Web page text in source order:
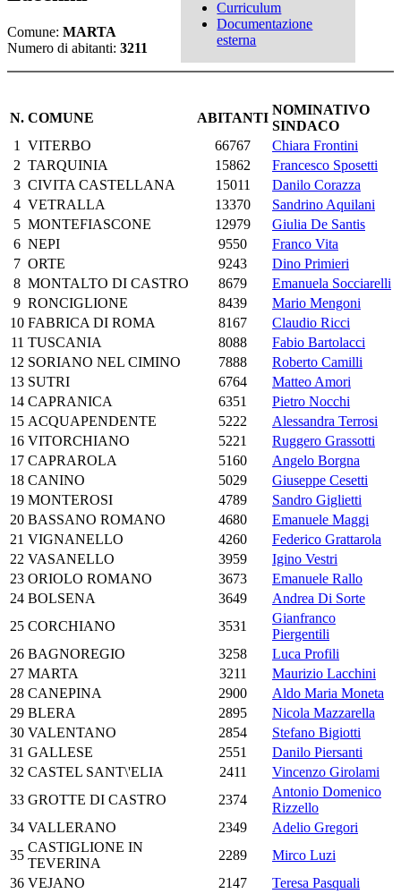
Comune: MARTA
Numero di abitanti: 3211
Curriculum
Documentazione
esterna
N. COMUNE ABITANTI
NOMINATIVO
SINDACO
1
VITERBO 66767
Chiara Frontini
2 TARQUINIA 15862
Francesco Sposetti
3 CIVITA CASTELLANA 15011
Danilo Corazza
4 VETRALLA 13370
Sandrino Aquilani
5 MONTEFIASCONE 12979
Giulia De Santis
6 NEPI 9550
Franco Vita
7 ORTE 9243
Dino Primieri
8 MONTALTO DI CASTRO 8679
Emanuela Socciarelli
9 RONCIGLIONE 8439
Mario Mengoni
10 FABRICA DI ROMA 8167
Claudio Ricci
11 TUSCANIA 8088
Fabio Bartolacci
12 SORIANO NEL CIMINO 7888
Roberto Camilli
13 SUTRI 6764
Matteo Amori
14 CAPRANICA 6351
Pietro Nocchi
15 ACQUAPENDENTE 5222
Alessandra Terrosi
16 VITORCHIANO 5221
Ruggero Grassotti
17 CAPRAROLA 5160
Angelo Borgna
18 CANINO 5029
Giuseppe Cesetti
19 MONTEROSI 4789
Sandro Giglietti
20 BASSANO ROMANO 4680
Emanuele Maggi
21 VIGNANELLO 4260
Federico Grattarola
22 VASANELLO 3959
Igino Vestri
23 ORIOLO ROMANO 3673
Emanuele Rallo
24 BOLSENA 3649
Andrea Di Sorte
25 CORCHIANO 3531
Gianfranco
Piergentili
26 BAGNOREGIO 3258
Luca Profili
27 MARTA 3211
Maurizio Lacchini
28 CANEPINA 2900
Aldo Maria Moneta
29 BLERA 2895
Nicola Mazzarella
30 VALENTANO 2854
Stefano Bigiotti
31 GALLESE 2551
Danilo Piersanti
32 CASTEL SANT\'ELIA 2411
Vincenzo Girolami
33 GROTTE DI CASTRO 2374
Antonio Domenico
Rizzello
34 VALLERANO 2349
Adelio Gregori
35
CASTIGLIONE IN
TEVERINA
2289
Mirco Luzi
36 VEJANO 2147
Teresa Pasquali